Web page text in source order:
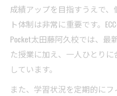
成績アップを目指すうえで
ト体制は非常に重要です。
Pocket太田藤阿久校では、最
た授業に加え、一人ひとり
しています。
また、学習状況を定期的に